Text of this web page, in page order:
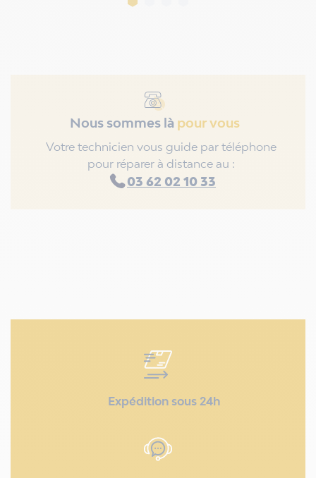
Nous sommes là pour vous
Votre technicien vous guide par téléphone
pour réparer à distance au :
03 62 02 10 33
Expédition sous 24h